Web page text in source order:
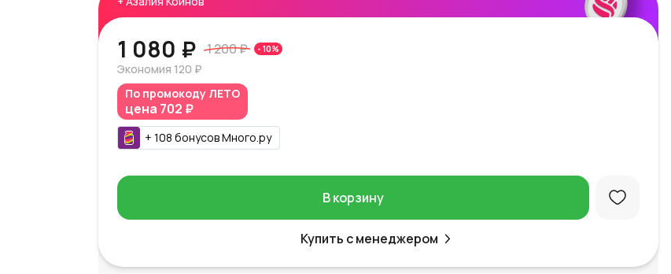
1 080 ₽ 1 200 ₽ - 10%
Экономия 120 ₽
По промокоду ЛЕТО
цена 702 ₽
+ 108 бонусовМного.ру
В корзину
Купить с менеджером